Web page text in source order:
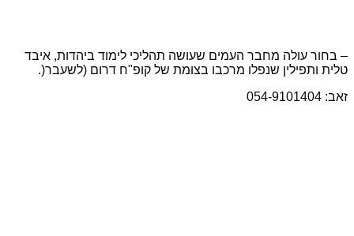
– בחור עולה מחבר העמים שעושה תהליכי לימוד ביהדות, איבד
טלית ותפילין שנפלו מרכבו בצומת של קופ"ח דרום (לשעבר(
.
זאב: 054-9101404